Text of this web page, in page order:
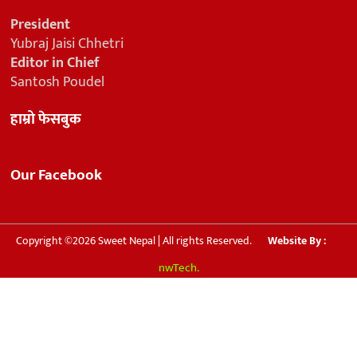
President
Yubraj Jaisi Chhetri
Editor in Chief
Santosh Poudel
हाम्रो फेसबुक
Our Facebook
Copyright ©2026 Sweet Nepal | All rights Reserved. Website By :
nwTech.